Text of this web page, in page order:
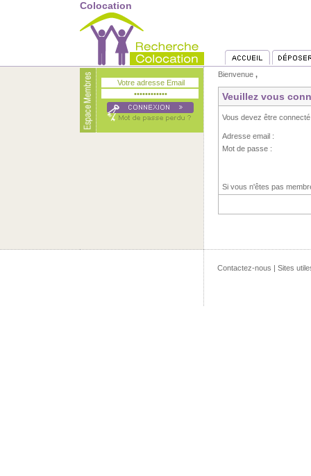
Colocation
Bienvenue ,
Veuillez vous
Vous devez être
Adresse email :
Mot de passe :
Si vous n'êtes pas
Contactez-nous | Sites